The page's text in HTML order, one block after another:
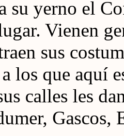
su yerno el
Vienen
sus
los que aquí
calles les
Gascos,